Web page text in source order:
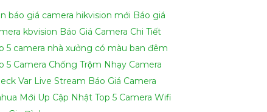
thông minh tiết kiệm nhưng vẫn đảm
báo giá camera hikvision mới Báo giá
kbvision Báo Giá Camera Chi Tiết
5 camera nhà xưởng có màu ban đêm
5 Camera Chống Trộm Nhạy Camera
Var Live Stream Báo Giá Camera
Mới Up Cập Nhật Top 5 Camera Wifi